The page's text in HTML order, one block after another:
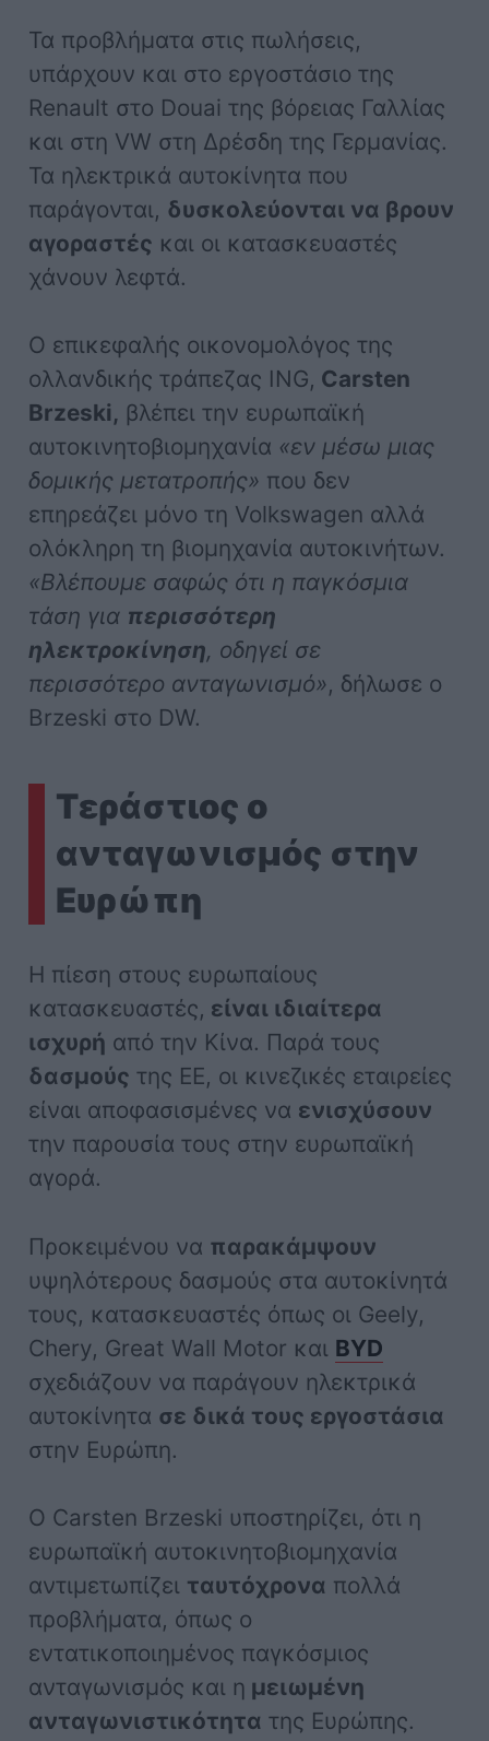
Τα προβλήματα στις πωλήσεις,
υπάρχουν και στο εργοστάσιο της
Renault στο Douai της βόρειας Γαλλίας
και στη VW στη Δρέσδη της Γερμανίας.
Τα ηλεκτρικά αυτοκίνητα που
παράγονται, δυσκολεύονται να βρουν
αγοραστές και οι κατασκευαστές
χάνουν λεφτά.
Ο επικεφαλής οικονομολόγος της
ολλανδικής τράπεζας ING, Carsten
Brzeski, βλέπει την ευρωπαϊκή
αυτοκινητοβιομηχανία «εν μέσω μιας
δομικής μετατροπής» που δεν
επηρεάζει μόνο τη Volkswagen αλλά
ολόκληρη τη βιομηχανία αυτοκινήτων.
«Βλέπουμε σαφώς ότι η παγκόσμια
τάση για περισσότερη
ηλεκτροκίνηση, οδηγεί σε
περισσότερο ανταγωνισμό», δήλωσε ο
Brzeski στο DW.
Τεράστιος ο
ανταγωνισμός στην
Ευρώπη
Η πίεση στους ευρωπαίους
κατασκευαστές, είναι ιδιαίτερα
ισχυρή από την Κίνα. Παρά τους
δασμούς της ΕΕ, οι κινεζικές εταιρείες
είναι αποφασισμένες να ενισχύσουν
την παρουσία τους στην ευρωπαϊκή
αγορά.
Προκειμένου να παρακάμψουν
υψηλότερους δασμούς στα αυτοκίνητά
τους, κατασκευαστές όπως οι Geely,
Chery, Great Wall Motor και BYD
σχεδιάζουν να παράγουν ηλεκτρικά
αυτοκίνητα σε δικά τους εργοστάσια
στην Ευρώπη.
Ο Carsten Brzeski υποστηρίζει, ότι η
ευρωπαϊκή αυτοκινητοβιομηχανία
αντιμετωπίζει ταυτόχρονα πολλά
προβλήματα, όπως ο
εντατικοποιημένος παγκόσμιος
ανταγωνισμός και η μειωμένη
ανταγωνιστικότητα της Ευρώπης.